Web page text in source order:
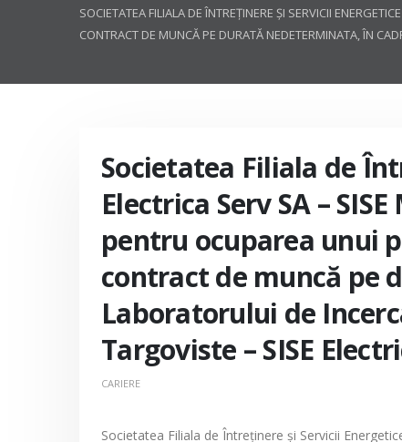
SOCIETATEA FILIALA DE ÎNTREŢINERE ŞI SERVICII
CONTRACT DE MUNCĂ PE DURATĂ NEDETERMINATA, ÎN
Societatea Filiala de
Electrica Serv SA –
pentru ocuparea unui
contract de muncă pe
Laboratorului de
Targoviste – SISE
CARIERE
Societatea Filiala de Întreţinere şi Servicii